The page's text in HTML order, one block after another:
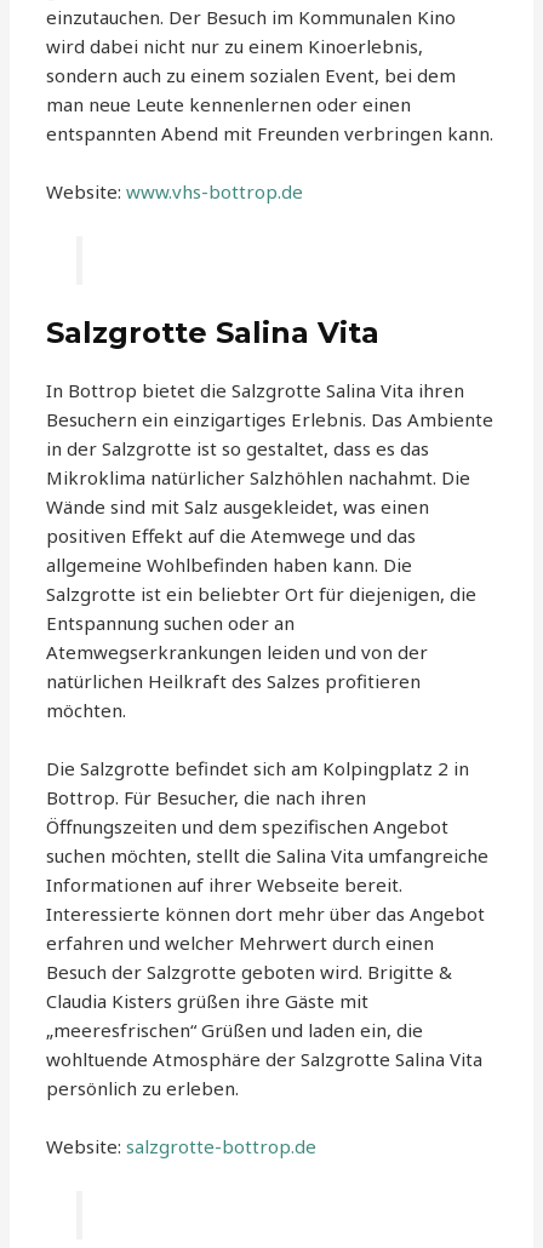
einzutauchen. Der Besuch im Kommunalen Kino
wird dabei nicht nur zu einem Kinoerlebnis,
sondern auch zu einem sozialen Event, bei dem
man neue Leute kennenlernen oder einen
entspannten Abend mit Freunden verbringen kann.
Website:www.vhs-bottrop.de
Salzgrotte Salina Vita
In Bottrop bietet die Salzgrotte Salina Vita ihren
Besuchern ein einzigartiges Erlebnis. Das Ambiente
in der Salzgrotte ist so gestaltet, dass es das
Mikroklima natürlicher Salzhöhlen nachahmt. Die
Wände sind mit Salz ausgekleidet, was einen
positiven Effekt auf die Atemwege und das
allgemeine Wohlbefinden haben kann. Die
Salzgrotte ist ein beliebter Ort für diejenigen, die
Entspannung suchen oder an
Atemwegserkrankungen leiden und von der
natürlichen Heilkraft des Salzes profitieren
möchten.
Die Salzgrotte befindet sich am Kolpingplatz 2 in
Bottrop. Für Besucher, die nach ihren
Öffnungszeiten und dem spezifischen Angebot
suchen möchten, stellt die Salina Vita umfangreiche
Informationen auf ihrer Webseite bereit.
Interessierte können dort mehr über das Angebot
erfahren und welcher Mehrwert durch einen
Besuch der Salzgrotte geboten wird. Brigitte &
Claudia Kisters grüßen ihre Gäste mit
„meeresfrischen“ Grüßen und laden ein, die
wohltuende Atmosphäre der Salzgrotte Salina Vita
persönlich zu erleben.
Website:salzgrotte-bottrop.de